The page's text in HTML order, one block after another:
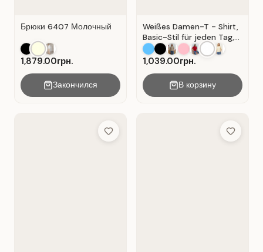
Брюки 6407 Молочный
1,879.00грн.
Закончился
Weißes Damen-T - Shirt,
Basic-Stil für jeden Tag,
Material: Weißer Kater
1,039.00грн.
В корзину
Add to Wish List Add to